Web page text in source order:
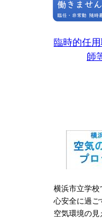
臨時的任
師
横浜市立学校
心安全に過ご
空気環境の